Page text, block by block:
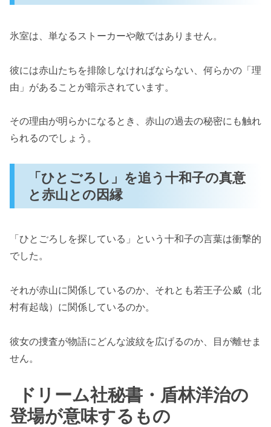
氷室は、単なるストーカーや敵ではありません。
彼には赤山たちを排除しなければならない、何らかの「理
由」があることが暗示されています。
その理由が明らかになるとき、赤山の過去の秘密にも触れ
られるのでしょう。
「ひとごろし」を追う十和子の真意
と赤山との因縁
「ひとごろしを探している」という十和子の言葉は衝撃的
でした。
それが赤山に関係しているのか、それとも若王子公威（北
村有起哉）に関係しているのか。
彼女の捜査が物語にどんな波紋を広げるのか、目が離せま
せん。
ドリーム社秘書・盾林洋治の
登場が意味するもの